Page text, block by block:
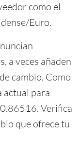
como el
Euro.
a veces añaden
cambio. Como
actual para
Verifica
que ofrece tu